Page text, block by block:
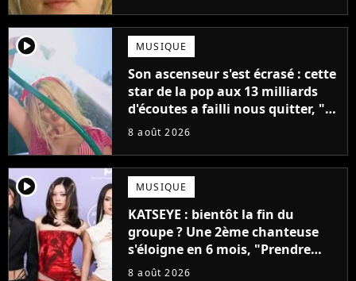
player2 MUSIQUE
Son ascenseur s'est écrasé : cette
star de la pop aux 13 milliards
d'écoutes a failli nous quitter, "Je
pensais ne plus jamais chanter"
8 août 2026
player2 MUSIQUE
KATSEYE : bientôt la fin du
groupe ? Une 2ème chanteuse
s'éloigne en 6 mois, "Prendre
cette décision n’a pas été facile"
8 août 2026